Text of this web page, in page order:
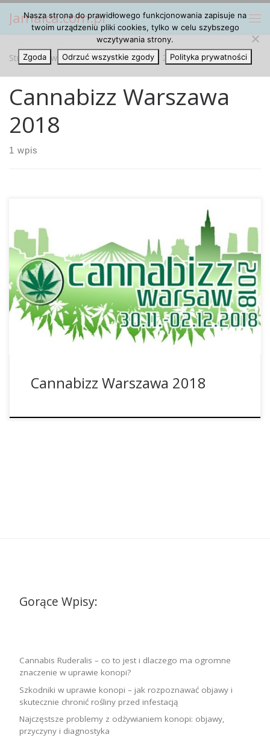
Przejdź do treści
Jamaica.com.pl
Strona główna » Cannabizz Warszawa 2018
Cannabizz Warszawa
2018
1 wpis
W Warszawie odbędą się drugie z kolei targi konopne
Cannabizz. I to już niedługo, bo w pierwszy weekend
grudnia. W zeszłym roku przedsięwzięcie wywołało dosyć
pozytywne wrażenia, dlatego zdecydowano się na jego
drugą serię. Od 30.11. do 02.12.2018 roku w Warszawie
będzie można z bliska przyjrzeć się przemysłowi
konopnemu i […]
Cannabizz Warszawa 2018
Gorące Wpisy:
Cannabis Ruderalis – co to jest i dlaczego ma ogromne
znaczenie w uprawie konopi?
Szkodniki w uprawie konopi – jak rozpoznawać objawy i
skutecznie chronić rośliny przed infestacją
Najczęstsze problemy z odżywianiem konopi: objawy,
przyczyny i diagnostyka
Nasza strona do prawidłowego funkcjonowania zapisuje na
twoim urządzeniu pliki cookies, tylko w celu szybszego
wczytywania strony.
Zgoda
Odrzuć wszystkie zgody Polityka prywatności